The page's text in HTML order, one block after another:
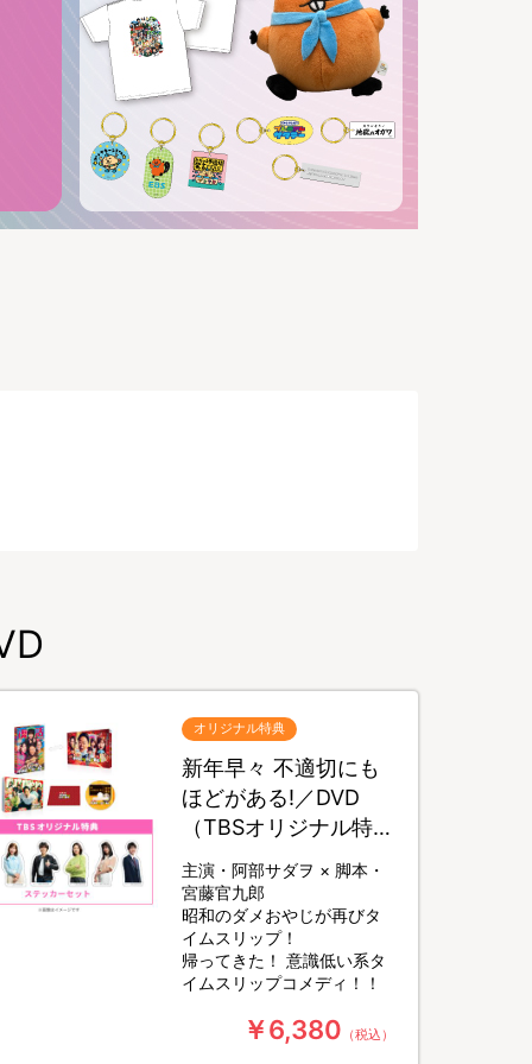
オリジナル特典
新年早々 不適切にも
ほどがある!／DVD
（TBSオリジナル特
典付き）
主演・阿部サダヲ × 脚本・
宮藤官九郎
昭和のダメおやじが再びタ
イムスリップ！
帰ってきた！ 意識低い系タ
イムスリップコメディ！！
￥6,380 （税込）